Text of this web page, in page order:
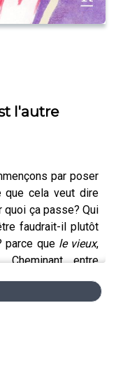
l'autre
par poser
que cela veut dire
quoi ça passe? Qui
faudrait-il plutôt
parce que le vieux,
Cheminant entre
de comprendre
les craintes qu’il